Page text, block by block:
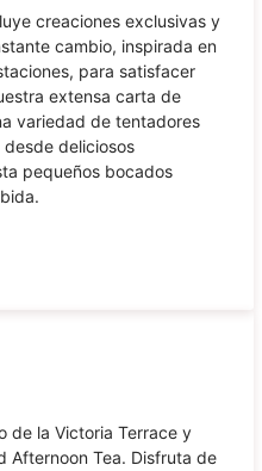
creaciones exclusivas y
cambio, inspirada en
para satisfacer
extensa carta de
variedad de tentadores
deliciosos
pequeños bocados
de la Victoria Terrace y
Afternoon Tea. Disfruta de